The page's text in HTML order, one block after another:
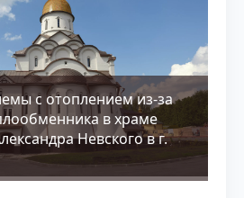
с отоплением из-за
в храме
Невского в г.